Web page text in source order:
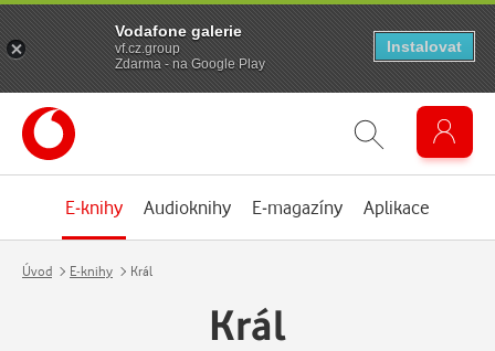
E-knihy Audioknihy E-magazíny Aplikace
Úvod E-knihy Král
Král
Vodafone galerie
vf.cz.group
Zdarma - na Google Play
Instalovat